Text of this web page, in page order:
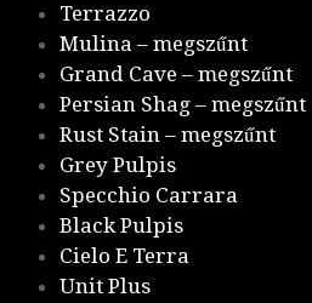
Terrazzo
Mulina – megszűnt
Grand Cave – megszűnt
Persian Shag – megszűnt
Rust Stain – megszűnt
Grey Pulpis
Specchio Carrara
Black Pulpis
Cielo E Terra
Unit Plus